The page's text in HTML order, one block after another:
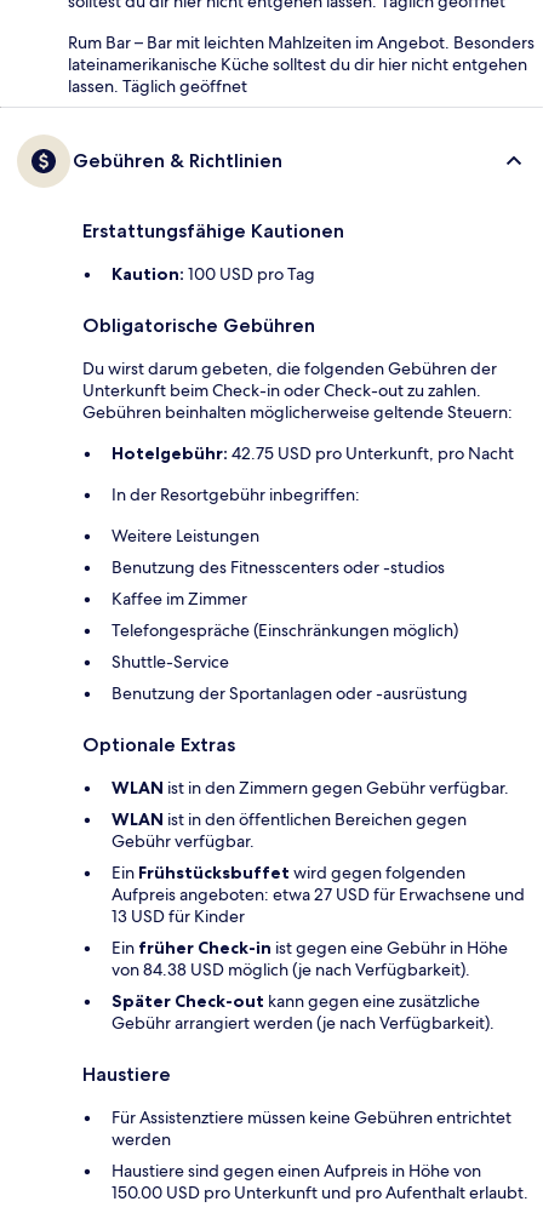
Rum Bar – Bar mit leichten Mahlzeiten im Angebot. Besonders
lateinamerikanische Küche solltest du dir hier nicht entgehen
lassen. Täglich geöffnet
Gebühren & Richtlinien
Erstattungsfähige Kautionen
Kaution: 100 USD pro Tag
Obligatorische Gebühren
Du wirst darum gebeten, die folgenden Gebühren der
Unterkunft beim Check-in oder Check-out zu zahlen.
Gebühren beinhalten möglicherweise geltende Steuern:
Hotelgebühr: 42.75 USD pro Unterkunft, pro Nacht
In der Resortgebühr inbegriffen:
Weitere Leistungen
Benutzung des Fitnesscenters oder -studios
Kaffee im Zimmer
Telefongespräche (Einschränkungen möglich)
Shuttle-Service
Benutzung der Sportanlagen oder -ausrüstung
Optionale Extras
WLAN ist in den Zimmern gegen Gebühr verfügbar.
WLAN ist in den öffentlichen Bereichen gegen
Gebühr verfügbar.
Ein Frühstücksbuffet wird gegen folgenden
Aufpreis angeboten: etwa 27 USD für Erwachsene und
13 USD für Kinder
Ein früher Check-in ist gegen eine Gebühr in Höhe
von 84.38 USD möglich (je nach Verfügbarkeit).
Später Check-out kann gegen eine zusätzliche
Gebühr arrangiert werden (je nach Verfügbarkeit).
Haustiere
Für Assistenztiere müssen keine Gebühren entrichtet
werden
Haustiere sind gegen einen Aufpreis in Höhe von
150.00 USD pro Unterkunft und pro Aufenthalt erlaubt.